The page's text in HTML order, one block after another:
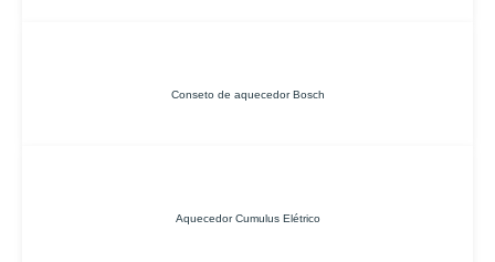
Conseto de aquecedor Bosch
Aquecedor Cumulus Elétrico